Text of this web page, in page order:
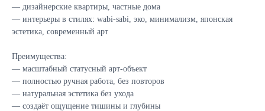
— дизайнерские квартиры, частные дома
— интерьеры в стилях: wabi-sabi, эко, минимализм, японская
эстетика, современный арт
Преимущества:
— масштабный статусный арт-объект
— полностью ручная работа, без повторов
— натуральная эстетика без ухода
— создаёт ощущение тишины и глубины
Маленькие деревья
Напольные деревья
Фантастические персонажи
Панно из мха
Каталог